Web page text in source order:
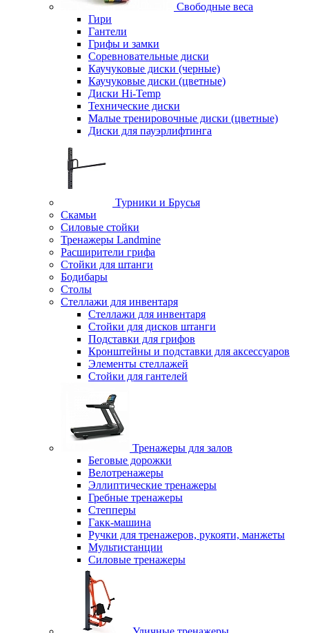
Свободные веса
Гири
Гантели
Грифы и замки
Соревновательные диски
Каучуковые диски (черные)
Каучуковые диски (цветные)
Диски Hi-Temp
Технические диски
Малые тренировочные диски (цветные)
Диски для пауэрлифтинга
Турники и Брусья
Скамьи
Силовые стойки
Тренажеры Landmine
Расширители грифа
Стойки для штанги
Бодибары
Столы
Стеллажи для инвентаря
Стеллажи для инвентаря
Стойки для дисков штанги
Подставки для грифов
Кронштейны и подставки для аксессуаров
Элементы стеллажей
Стойки для гантелей
Тренажеры для залов
Беговые дорожки
Велотренажеры
Эллиптические тренажеры
Гребные тренажеры
Степперы
Гакк-машина
Ручки для тренажеров, рукояти, манжеты
Мультистанции
Силовые тренажеры